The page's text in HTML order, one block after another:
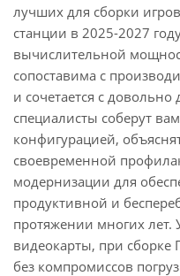
лучших для сборки
станции в 2025-2027
вычислительной
сопоставима с
и сочетается с
специалисты соберут
конфигурацией,
своевременной
модернизации для
продуктивной и
протяжении многих лет.
видеокарты, при сборке
без компромиссов